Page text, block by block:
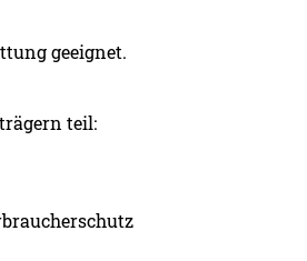
geeignet.
teil: